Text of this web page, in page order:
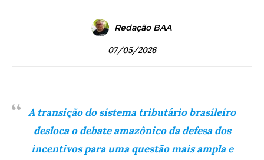
Redação BAA
07/05/2026
A transição do sistema tributário brasileiro
desloca o debate amazônico da defesa dos
incentivos para uma questão mais ampla e